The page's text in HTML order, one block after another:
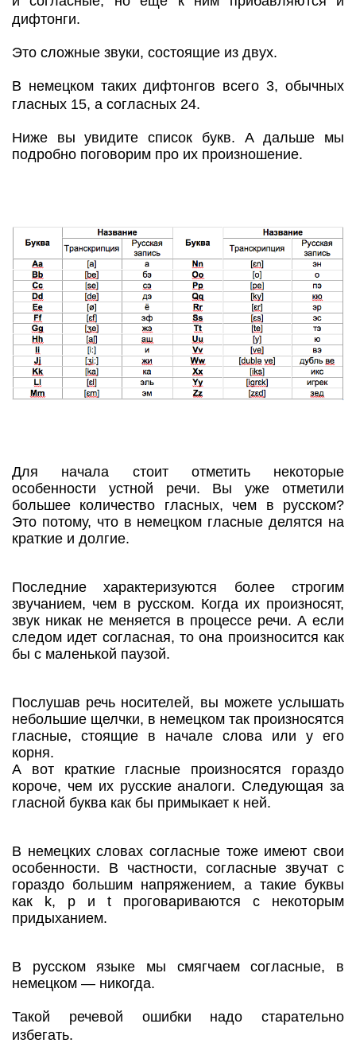
дифтонги.
Это сложные звуки, состоящие из двух.
В немецком таких дифтонгов всего 3, обычных
гласных 15, а согласных 24.
Ниже вы увидите список букв. А дальше мы
подробно поговорим про их произношение.
Для начала стоит отметить некоторые
особенности устной речи. Вы уже отметили
большее количество гласных, чем в русском?
Это потому, что в немецком гласные делятся на
краткие и долгие.
Последние характеризуются более строгим
звучанием, чем в русском. Когда их произносят,
звук никак не меняется в процессе речи. А если
следом идет согласная, то она произносится как
бы с маленькой паузой.
Послушав речь носителей, вы можете услышать
небольшие щелчки, в немецком так произносятся
гласные, стоящие в начале слова или у его
корня.
А вот краткие гласные произносятся гораздо
короче, чем их русские аналоги. Следующая за
гласной буква как бы примыкает к ней.
В немецких словах согласные тоже имеют свои
особенности. В частности, согласные звучат с
гораздо большим напряжением, а такие буквы
как k, р и t проговариваются с некоторым
придыханием.
В русском языке мы смягчаем согласные, в
немецком — никогда.
Такой речевой ошибки надо старательно
избегать.